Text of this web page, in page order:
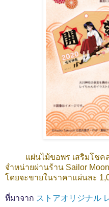
แผ่นไม้ขอพร เสริมโชค
จำหน่ายผ่านร้าน Sailor
โดยจะขายในราคาแผ่นละ
ที่มาจาก ストアオリジナル